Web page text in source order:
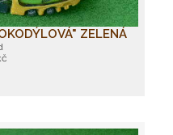
ZELENÁ